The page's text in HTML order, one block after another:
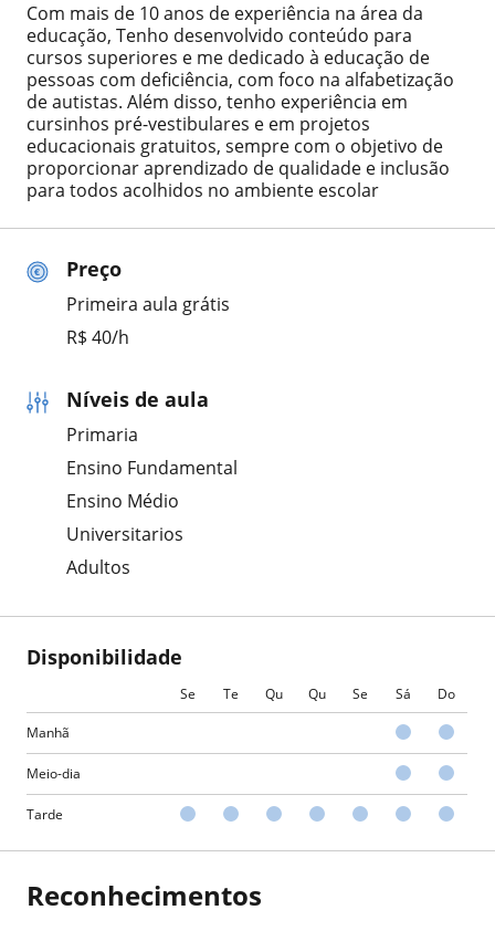
Preço
Primeira aula grátis
R$ 40/h
Níveis de aula
Primaria
Ensino Fundamental
Ensino Médio
Universitarios
Adultos
Disponibilidade
Se Te Qu Qu Se Sá Do
Manhã
Meio-dia
Tarde
Com mais de 10 anos de experiência na área da
educação, Tenho desenvolvido conteúdo para
cursos superiores e me dedicado à educação de
pessoas com deficiência, com foco na alfabetização
de autistas. Além disso, tenho experiência em
cursinhos pré-vestibulares e em projetos
educacionais gratuitos, sempre com o objetivo de
proporcionar aprendizado de qualidade e inclusão
para todos acolhidos no ambiente escolar
Reconhecimentos